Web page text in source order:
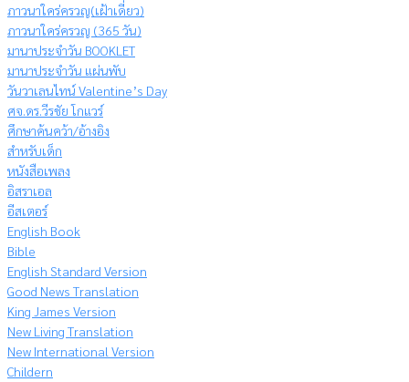
ภาวนาใคร่ครวญ(เฝ้าเดี่ยว)
ภาวนาใคร่ครวญ (365 วัน)
มานาประจำวัน BOOKLET
มานาประจำวัน แผ่นพับ
วันวาเลนไทน์ Valentine’s Day
ศจ.ดร.วีรชัย โกแวร์
ศึกษาค้นคว้า/อ้างอิง
สำหรับเด็ก
หนังสือเพลง
อิสราเอล
อีสเตอร์
English Book
Bible
English Standard Version
Good News Translation
King James Version
New Living Translation
New International Version
Childern